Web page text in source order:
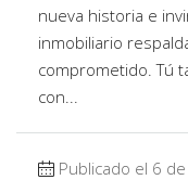
nueva historia e
inmobiliario
comprometido. Tú
con...
Publicado el 6